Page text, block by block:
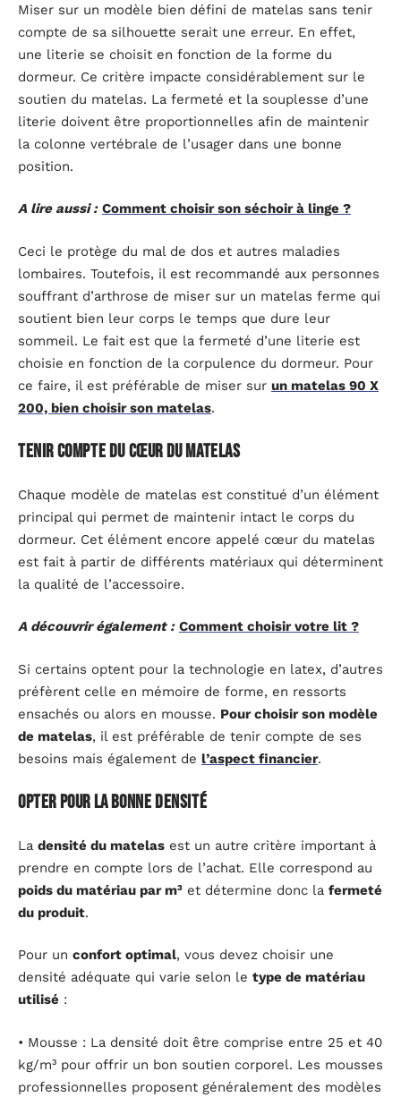
Miser sur un modèle bien défini de matelas sans tenir
compte de sa silhouette serait une erreur. En effet,
une literie se choisit en fonction de la forme du
dormeur. Ce critère impacte considérablement sur le
soutien du matelas. La fermeté et la souplesse d’une
literie doivent être proportionnelles afin de maintenir
la colonne vertébrale de l’usager dans une bonne
position.
A lire aussi : Comment choisir son séchoir à linge ?
Ceci le protège du mal de dos et autres maladies
lombaires. Toutefois, il est recommandé aux personnes
souffrant d’arthrose de miser sur un matelas ferme qui
soutient bien leur corps le temps que dure leur
sommeil. Le fait est que la fermeté d’une literie est
choisie en fonction de la corpulence du dormeur. Pour
ce faire, il est préférable de miser sur un matelas 90 X
200, bien choisir son matelas.
Tenir compte du cœur du matelas
Chaque modèle de matelas est constitué d’un élément
principal qui permet de maintenir intact le corps du
dormeur. Cet élément encore appelé cœur du matelas
est fait à partir de différents matériaux qui déterminent
la qualité de l’accessoire.
A découvrir également : Comment choisir votre lit ?
Si certains optent pour la technologie en latex, d’autres
préfèrent celle en mémoire de forme, en ressorts
ensachés ou alors en mousse. Pour choisir son modèle
de matelas, il est préférable de tenir compte de ses
besoins mais également de l’aspect financier.
Opter pour la bonne densité
La densité du matelas est un autre critère important à
prendre en compte lors de l’achat. Elle correspond au
poids du matériau par m³ et détermine donc la fermeté
du produit.
Pour un confort optimal, vous devez choisir une
densité adéquate qui varie selon le type de matériau
utilisé :
• Mousse : La densité doit être comprise entre 25 et 40
kg/m³ pour offrir un bon soutien corporel. Les mousses
professionnelles proposent généralement des modèles